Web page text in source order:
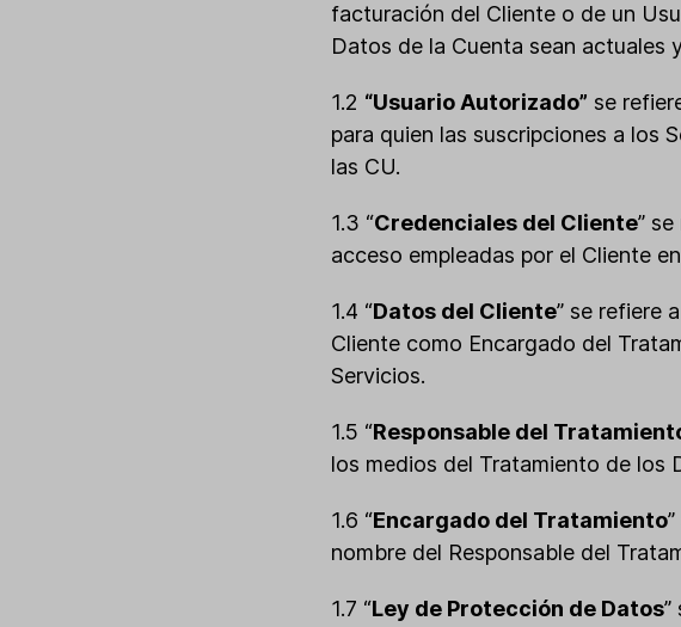
facturación del Cliente o de un
Datos de la Cuenta sean actuales
1.2 “Usuario Autorizado” se
para quien las suscripciones a los
las CU.
1.3 “Credenciales del Cliente”
acceso empleadas por el Cliente
1.4 “Datos del Cliente” se refiere
Cliente como Encargado del
Servicios.
1.5 “Responsable del
los medios del Tratamiento de los
1.6 “Encargado del Tratamiento
nombre del Responsable del
1.7 “Ley de Protección de Datos